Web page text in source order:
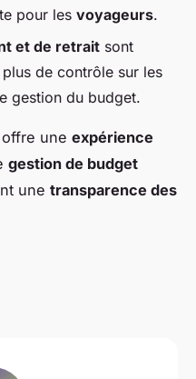
pour les voyageurs.
et de retrait sont
de contrôle sur les
gestion du budget.
une expérience
gestion de budget
une transparence des